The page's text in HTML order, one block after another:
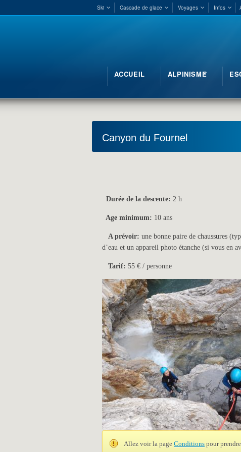
Ski Cascade de glace Voyages Infos
ACCUEIL ALPINISME
Canyon du Fournel
Durée de la descente: 2 h
Age minimum: 10 ans
A prévoir: une bonne paire de chaussures
d’eau et un appareil photo étanche (si vous en
Tarif: 55 € / personne
Allez voir la page Conditions pour